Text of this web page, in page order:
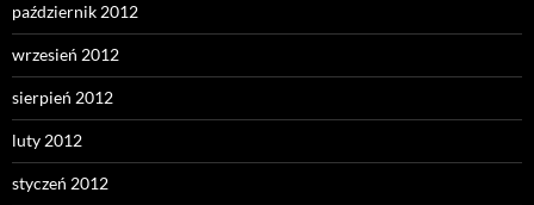
październik 2012
wrzesień 2012
sierpień 2012
luty 2012
styczeń 2012